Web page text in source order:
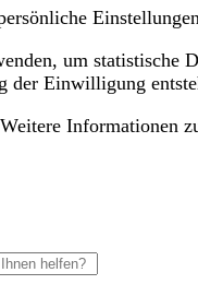
um
Einwilligung
Informationen